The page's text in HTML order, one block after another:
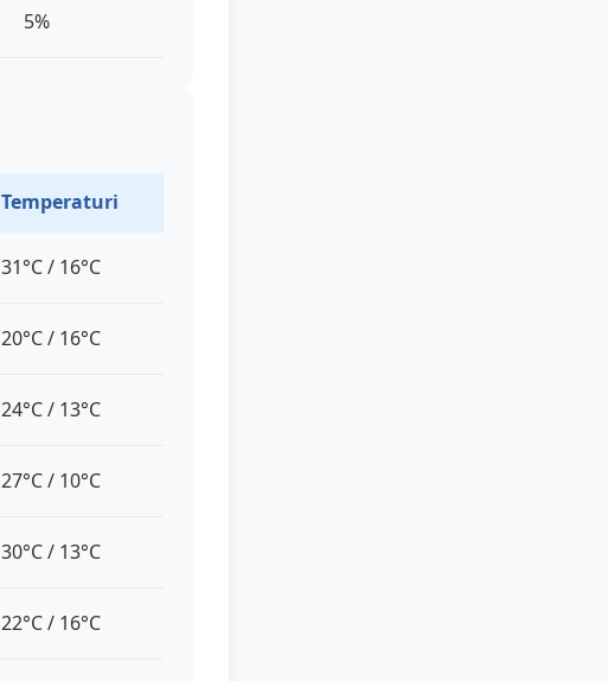
5%
Temperaturi
31°C / 16°C
20°C / 16°C
24°C / 13°C
27°C / 10°C
30°C / 13°C
22°C / 16°C